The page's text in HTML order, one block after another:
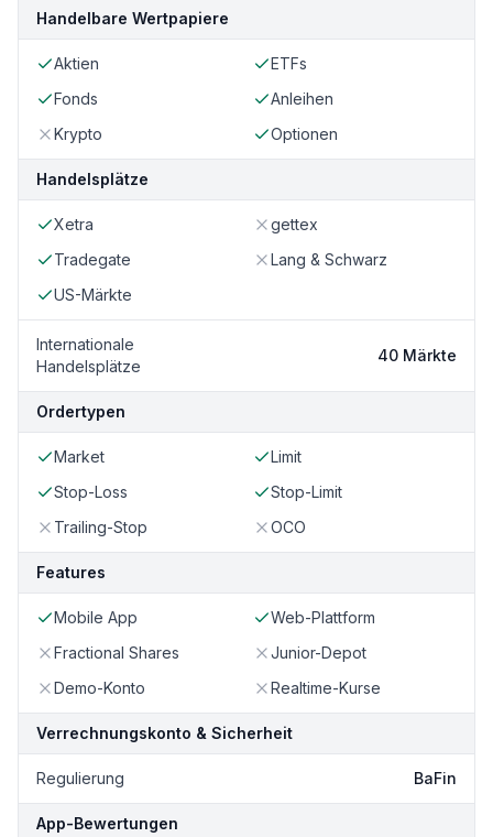
Handelbare Wertpapiere
Aktien
ETFs
Fonds
Anleihen
Krypto
Optionen
Handelsplätze
Xetra
gettex
Tradegate
Lang & Schwarz
US-Märkte
Internationale
Handelsplätze
40 Märkte
Ordertypen
Market
Limit
Stop-Loss
Stop-Limit
Trailing-Stop
OCO
Features
Mobile App
Web-Plattform
Fractional Shares
Junior-Depot
Demo-Konto
Realtime-Kurse
Verrechnungskonto & Sicherheit
Regulierung BaFin
App-Bewertungen